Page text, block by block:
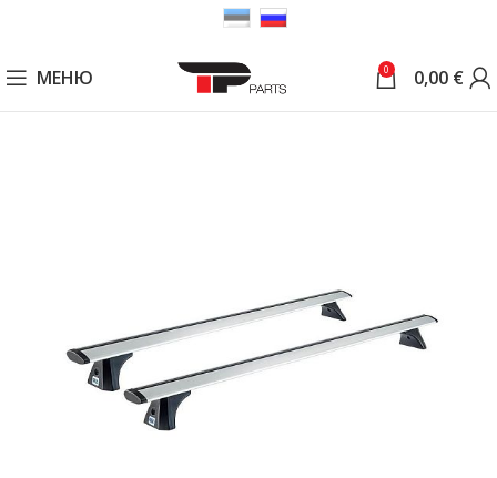
МЕНЮ 0 0,00 €